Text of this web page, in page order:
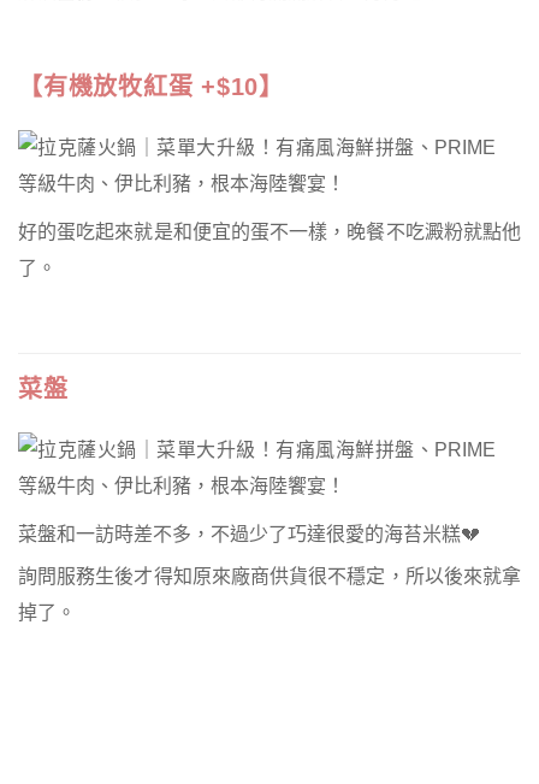
【有機放牧紅蛋 +$10】
好的蛋吃起來就是和便宜的蛋不一樣，晚餐不吃澱粉就點他
了。
菜盤
菜盤和一訪時差不多，不過少了巧達很愛的海苔米糕💔
詢問服務生後才得知原來廠商供貨很不穩定，所以後來就拿
掉了。